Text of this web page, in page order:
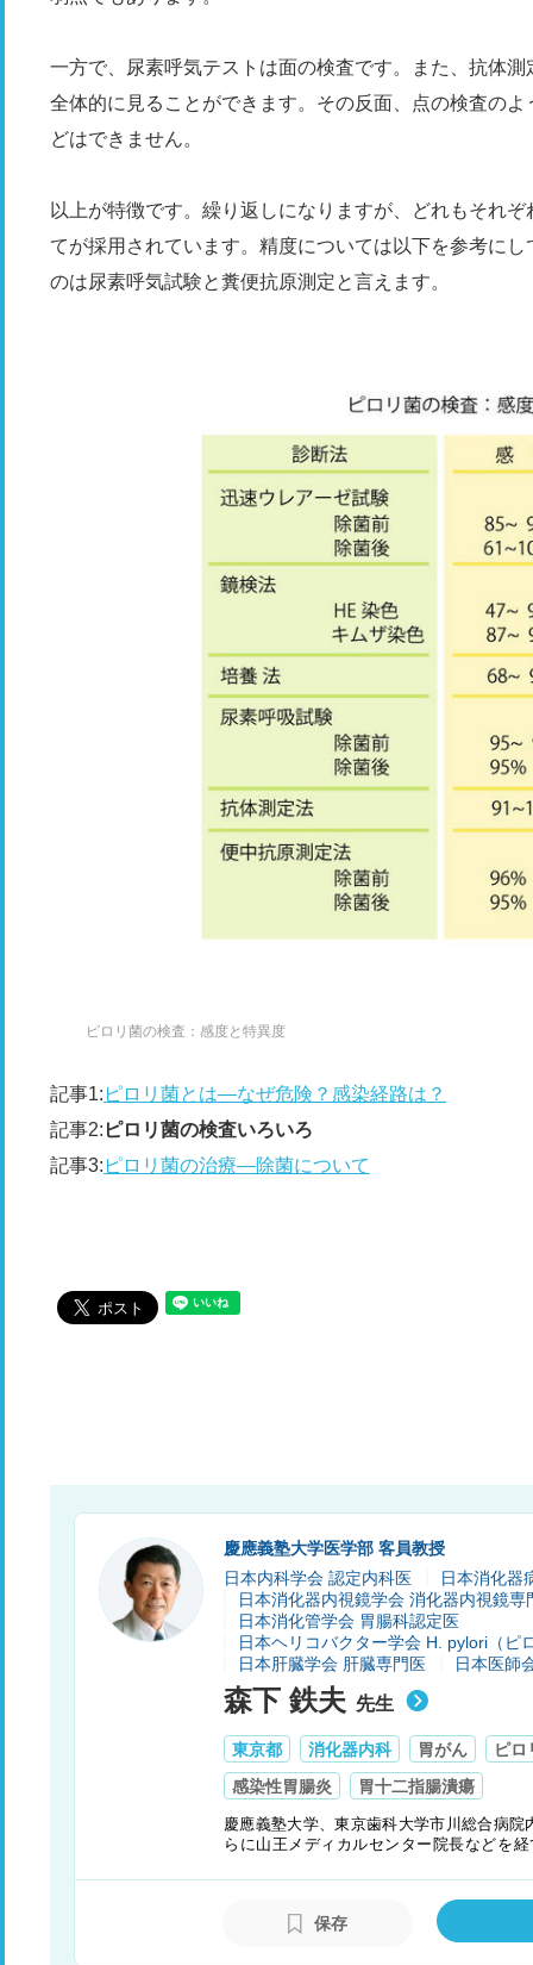
一方で、尿素呼気テストは面の検査です。また、抗体
全体的に見ることができます。その反面、点の検査の
どはできません。
以上が特徴です。繰り返しになりますが、どれもそれ
てが採用されています。精度については以下を参考に
のは尿素呼気試験と糞便抗原測定と言えます。
ピロリ菌の検査：感度と特異度
記事1: ピロリ菌とは―なぜ危険？感染経路は？
記事2: ピロリ菌の検査いろいろ
記事3: ピロリ菌の治療―除菌について
慶應義塾大学医学部 客員教授
日本内科学会 認定内科医
日本消化器
日本消化器内視鏡学会 消化器内視鏡
日本消化管学会 胃腸科認定医
日本ヘリコバクター学会 H. pylori（ピ
日本肝臓学会 肝臓専門医
日本医師
森下 鉄夫 先生
東京都 消化器内科 胃がん
ピロ
感染性胃腸炎
胃十二指腸潰瘍
慶應義塾大学、東京歯科大学市川総合病
らに山王メディカルセンター院長などを
験だけでなく多数の研究業績を持つ。ア
海外での医療・研究活動に加え、日本ー
教大学正教授を務めており、国際交流にも
保存